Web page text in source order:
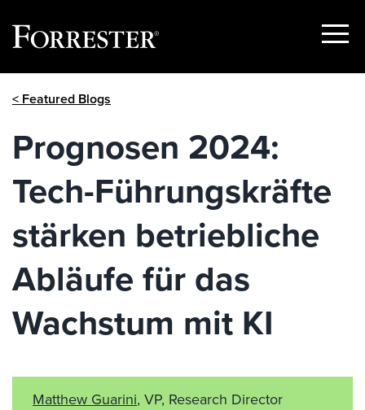
Show
< Featured Blogs
Prognosen 2024:
Tech-Führungskräfte
stärken betriebliche
Abläufe für das
Wachstum mit KI
Matthew Guarini, VP, Research Director